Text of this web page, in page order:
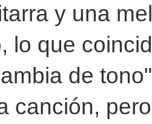
y una
lo que
de
canción,